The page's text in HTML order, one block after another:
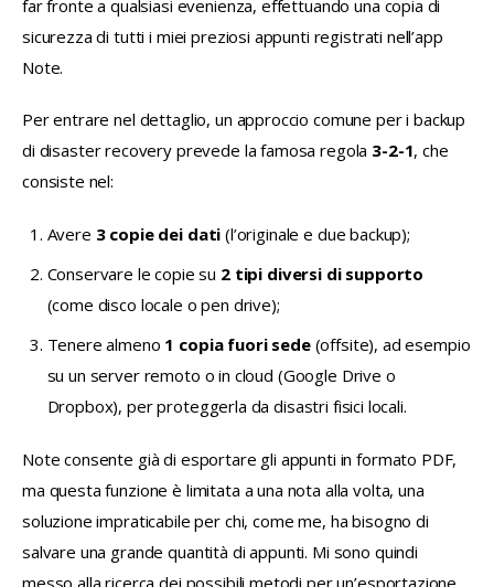
far fronte a qualsiasi evenienza, effettuando una copia di
sicurezza di tutti i miei preziosi appunti registrati nell’app
Note.
Per entrare nel dettaglio, un approccio comune per i backup
di disaster recovery prevede la famosa regola 3-2-1, che
consiste nel:
Avere 3 copie dei dati (l’originale e due backup);
Conservare le copie su 2 tipi diversi di supporto
(come disco locale o pen drive);
Tenere almeno 1 copia fuori sede(offsite), ad esempio
su un server remoto o in cloud (Google Drive o
Dropbox), per proteggerla da disastri fisici locali.
Note consente già di esportare gli appunti in formato PDF,
ma questa funzione è limitata a una nota alla volta, una
soluzione impraticabile per chi, come me, ha bisogno di
salvare una grande quantità di appunti. Mi sono quindi
messo alla ricerca dei possibili metodi per un’esportazione